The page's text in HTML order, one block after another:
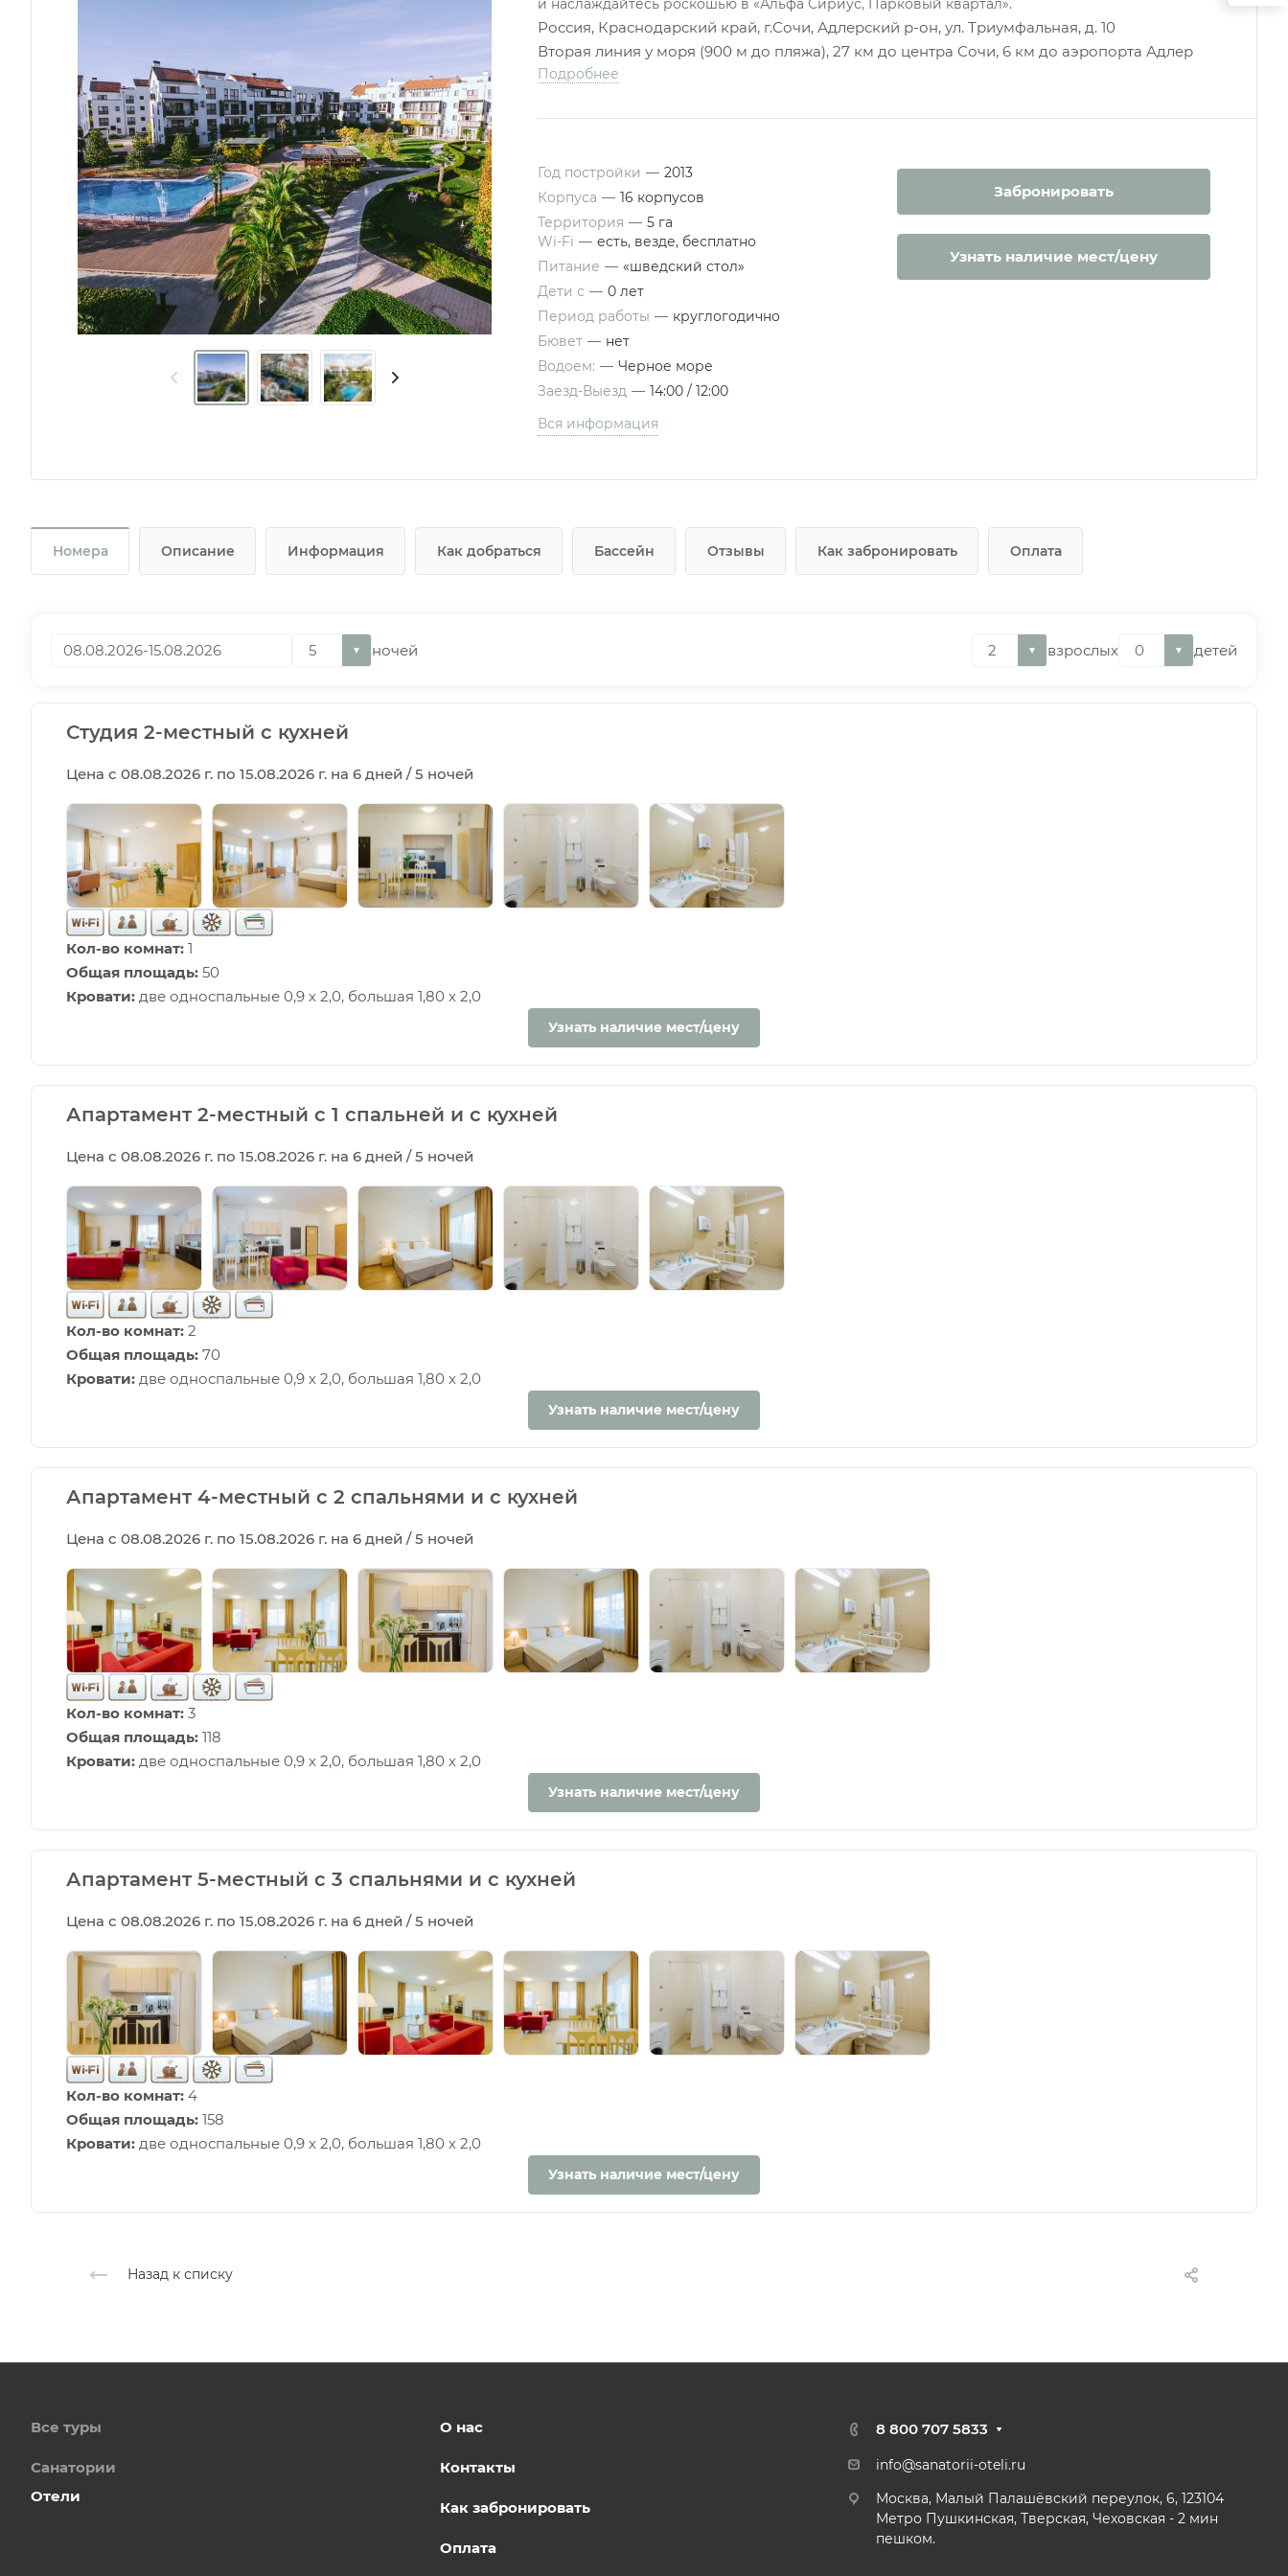
и наслаждайтесь роскошью в «Альфа Сириус, Парковый квартал».
Россия, Краснодарский край, г.Сочи, Адлерский р-он, ул. Триумфальная, д. 10
Вторая линия у моря (900 м до пляжа), 27 км до центра Сочи, 6 км до аэропорта Адлер
Подробнее
Год постройки — 2013
Корпуса — 16 корпусов
Территория — 5 га
Wi-Fi — есть, везде, бесплатно
Питание — «шведский стол»
Дети с — 0 лет
Период работы — круглогодично
Бювет — нет
Водоем: — Черное море
Заезд-Выезд — 14:00 / 12:00
Вся информация
Забронировать
Узнать наличие мест/цену
Номера Описание Информация Как добраться Бассейн Отзывы Как забронировать Оплата
▼ ночей ▼ взрослых ▼ детей
Студия 2-местный с кухней
Цена с 08.08.2026 г. по 15.08.2026 г. на 6 дней / 5 ночей
Кол-во комнат: 1
Общая площадь: 50
Кровати: две односпальные 0,9 х 2,0, большая 1,80 х 2,0
Узнать наличие мест/цену
Апартамент 2-местный с 1 спальней и с кухней
Цена с 08.08.2026 г. по 15.08.2026 г. на 6 дней / 5 ночей
Кол-во комнат: 2
Общая площадь: 70
Кровати: две односпальные 0,9 х 2,0, большая 1,80 х 2,0
Узнать наличие мест/цену
Апартамент 4-местный с 2 спальнями и с кухней
Цена с 08.08.2026 г. по 15.08.2026 г. на 6 дней / 5 ночей
Кол-во комнат: 3
Общая площадь: 118
Кровати: две односпальные 0,9 х 2,0, большая 1,80 х 2,0
Узнать наличие мест/цену
Апартамент 5-местный с 3 спальнями и с кухней
Цена с 08.08.2026 г. по 15.08.2026 г. на 6 дней / 5 ночей
Кол-во комнат: 4
Общая площадь: 158
Кровати: две односпальные 0,9 х 2,0, большая 1,80 х 2,0
Узнать наличие мест/цену
Назад к списку
Все туры
Санатории
Отели
О нас
Контакты
Как забронировать
Оплата
8 800 707 5833
info@sanatorii-oteli.ru
Москва, Малый Палашёвский переулок, 6, 123104
Метро Пушкинская, Тверская, Чеховская - 2 мин
пешком.